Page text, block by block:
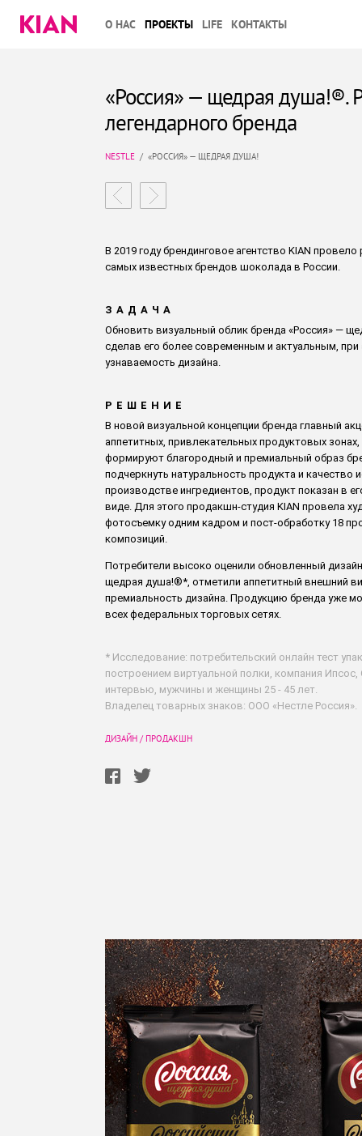
О НАС ПРОЕКТЫ LIFE КОНТАКТЫ
«Россия» — щедрая душа!®.
легендарного бренда
NESTLE / «РОССИЯ» — ЩЕДРАЯ ДУША!
В 2019 году брендинговое агентство KIAN
самых известных брендов шоколада в России.
ЗАДАЧА
Обновить визуальный облик бренда «Россия» —
сделав его более современным и актуальным, при
узнаваемость дизайна.
РЕШЕНИЕ
В новой визуальной концепции бренда главный
аппетитных, привлекательных продуктовых
формируют благородный и премиальный образ
подчеркнуть натуральность продукта и качество
производстве ингредиентов, продукт показан в
виде. Для этого продакшн-студия KIAN провела
фотосъемку одним кадром и пост-обработку 18
композиций.
Потребители высоко оценили обновленный
щедрая душа!®*, отметили аппетитный внешний
премиальность дизайна. Продукцию бренда уже
всех федеральных торговых сетях.
* Исследование: потребительский онлайн тест
построением виртуальной полки, компания Ипсос,
интервью, мужчины и женщины 25 - 45 лет.
Владелец товарных знаков: ООО «Нестле Россия».
ДИЗАЙН / ПРОДАКШН